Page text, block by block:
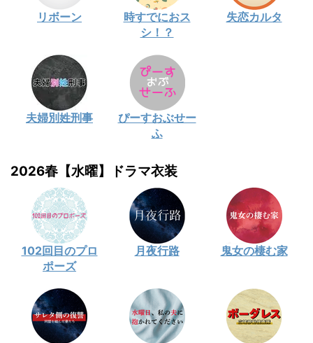
リボーン
時すでにおス
シ！？
失恋カルタ
夫婦別姓刑事
ぴーすおぶせー
ふ
2026春【水曜】ドラマ衣装
102回目のプロ
ポーズ
月夜行路 鬼女の棲む家